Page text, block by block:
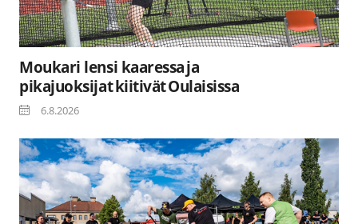
Moukari lensi kaaressa ja
pikajuoksijat kiitivät Oulaisissa
6.8.2026